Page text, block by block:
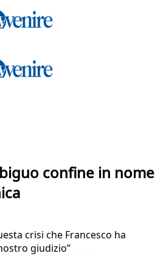
confine in nome
crisi che Francesco ha
giudizio”